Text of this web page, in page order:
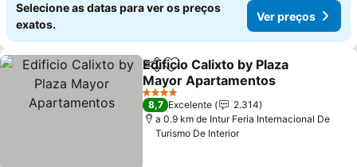
Selecione as datas para ver os preços
exatos.
Ver preços
PartilharAdicionar aos favoritos
Edificio Calixto by Plaza
Mayor Apartamentos
4 Estrelas
8,7 Excelente
2.314
a 0.9 km de Intur Feria Internacional De
Turismo De Interior